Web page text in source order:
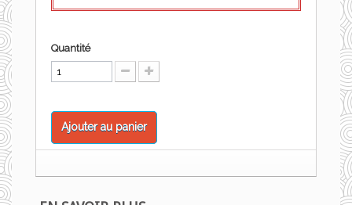
Quantité
Ajouter au panier